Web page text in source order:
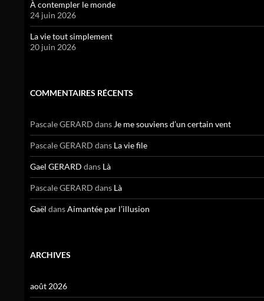
À contempler le monde
24 juin 2026
La vie tout simplement
20 juin 2026
COMMENTAIRES RÉCENTS
Pascale GERARD dans Je me souviens d’un certain vent
Pascale GERARD dans La vie file
Gael GERARD dans Là
Pascale GERARD dans Là
Gaël dansAimantée par l’illusion
ARCHIVES
août 2026